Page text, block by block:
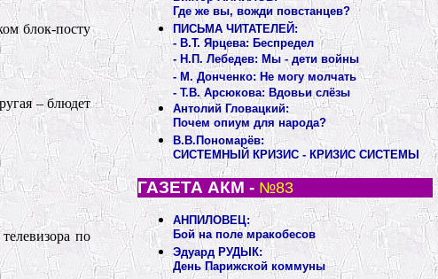
блок-посту
– блюдет
по
Где же вы, вожди повстанцев?
ПИСЬМА ЧИТАТЕЛЕЙ:
- В.Т. Ярцева: Беспредел
- Н.П. Лебедев: Мы - дети войны
- М. Донченко: Не могу молчать
- Т.В. Арсюкова: Вдовьи слёзы
Антолий Гловацкий:
Почем опиум для народа?
В.В.Пономарёв:
СИСТЕМНЫЙ КРИЗИС - КРИЗИС СИСТЕМЫ
ГАЗЕТА АКМ - №83
АНПИЛОВЕЦ:
Бой на поле мракобесов
Эдуард РУДЫК:
День Парижской коммуны